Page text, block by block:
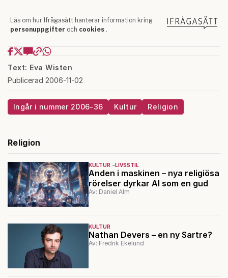
Text: Eva Wisten
Publicerad 2006-11-02
Ingår i nummer 2006-36 Kultur Religion
Religion
KULTUR LIVSSTIL
Anden i maskinen – nya religiösa
rörelser dyrkar AI som en gud
Av: Daniel Alm
KULTUR
Nathan Devers – en ny Sartre?
Av: Fredrik Ekelund